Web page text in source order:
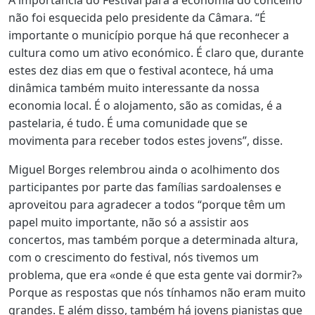
não foi esquecida pelo presidente da Câmara. “É
importante o município porque há que reconhecer a
cultura como um ativo económico. É claro que, durante
estes dez dias em que o festival acontece, há uma
dinâmica também muito interessante da nossa
economia local. É o alojamento, são as comidas, é a
pastelaria, é tudo. É uma comunidade que se
movimenta para receber todos estes jovens”, disse.
Miguel Borges relembrou ainda o acolhimento dos
participantes por parte das famílias sardoalenses e
aproveitou para agradecer a todos “porque têm um
papel muito importante, não só a assistir aos
concertos, mas também porque a determinada altura,
com o crescimento do festival, nós tivemos um
problema, que era «onde é que esta gente vai dormir?»
Porque as respostas que nós tínhamos não eram muito
grandes. E além disso, também há jovens pianistas que